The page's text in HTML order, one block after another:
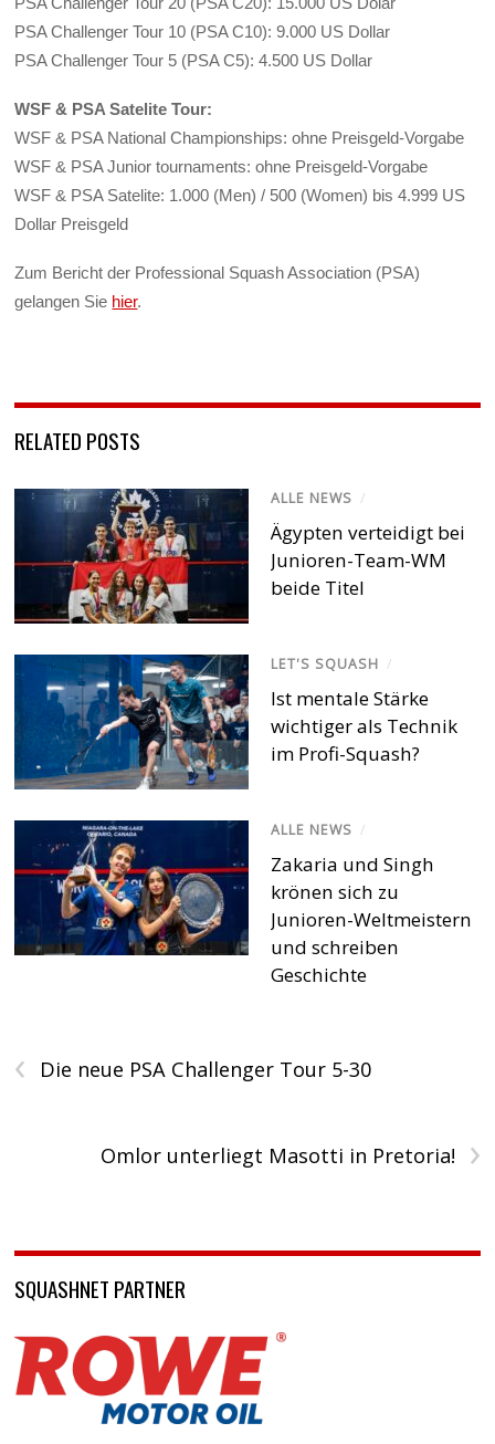
PSA Challenger Tour 10 (PSA C10): 9.000 US Dollar
PSA Challenger Tour 5 (PSA C5): 4.500 US Dollar
WSF & PSA Satelite Tour:
WSF & PSA National Championships: ohne Preisgeld-Vorgabe
WSF & PSA Junior tournaments: ohne Preisgeld-Vorgabe
WSF & PSA Satelite: 1.000 (Men) / 500 (Women) bis 4.999 US
Dollar Preisgeld
Zum Bericht der Professional Squash Association (PSA)
gelangen Sie hier.
RELATED POSTS
ALLE NEWS /
Ägypten verteidigt bei
Junioren-Team-WM
beide Titel
LET'S SQUASH /
Ist mentale Stärke
wichtiger als Technik
im Profi-Squash?
ALLE NEWS /
Zakaria und Singh
krönen sich zu
Junioren-Weltmeistern
und schreiben
Geschichte
‹ Die neue PSA Challenger Tour 5-30
›
Omlor unterliegt Masotti in Pretoria!
SQUASHNET PARTNER